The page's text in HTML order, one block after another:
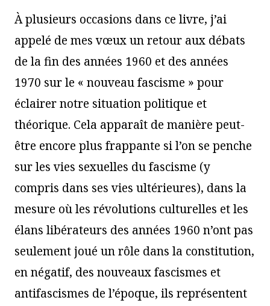
À plusieurs occasions dans ce livre, j’ai
appelé de mes vœux un retour aux débats
de la fin des années 1960 et des années
1970 sur le « nouveau fascisme » pour
éclairer notre situation politique et
théorique. Cela apparaît de manière peut-
être encore plus frappante si l’on se penche
sur les vies sexuelles du fascisme (y
compris dans ses vies ultérieures), dans la
mesure où les révolutions culturelles et les
élans libérateurs des années 1960 n’ont pas
seulement joué un rôle dans la constitution,
en négatif, des nouveaux fascismes et
antifascismes de l’époque, ils représentent